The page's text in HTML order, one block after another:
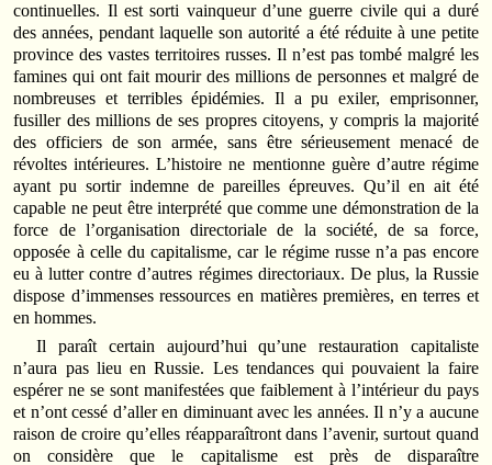
continuelles. Il est sorti vainqueur d’une guerre civile qui a duré
des années, pendant laquelle son autorité a été réduite à une petite
province des vastes territoires russes. Il n’est pas tombé malgré les
famines qui ont fait mourir des millions de personnes et malgré de
nombreuses et terribles épidémies. Il a pu exiler, emprisonner,
fusiller des millions de ses propres citoyens, y compris la majorité
des officiers de son armée, sans être sérieusement menacé de
révoltes intérieures. L’histoire ne mentionne guère d’autre régime
ayant pu sortir indemne de pareilles épreuves. Qu’il en ait été
capable ne peut être interprété que comme une démonstration de la
force de l’organisation directoriale de la société, de sa force,
opposée à celle du capitalisme, car le régime russe n’a pas encore
eu à lutter contre d’autres régimes directoriaux. De plus, la Russie
dispose d’immenses ressources en matières premières, en terres et
en hommes.
Il paraît certain aujourd’hui qu’une restauration capitaliste
n’aura pas lieu en Russie. Les tendances qui pouvaient la faire
espérer ne se sont manifestées que faiblement à l’intérieur du pays
et n’ont cessé d’aller en diminuant avec les années. Il n’y a aucune
raison de croire qu’elles réapparaîtront dans l’avenir, surtout quand
on considère que le capitalisme est près de disparaître